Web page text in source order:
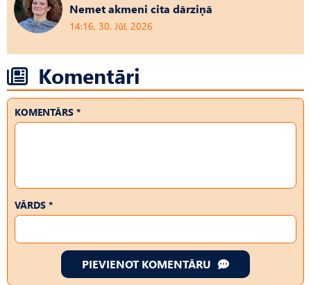
Nemet akmeni cita dārziņā
14:16, 30. Jūl, 2026
Komentāri
KOMENTĀRS *
VĀRDS *
PIEVIENOT KOMENTĀRU